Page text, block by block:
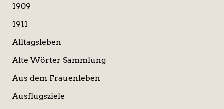
a
h
1909
1911
Alltagsleben
Alte Wörter Sammlung
Aus dem Frauenleben
Ausflugsziele